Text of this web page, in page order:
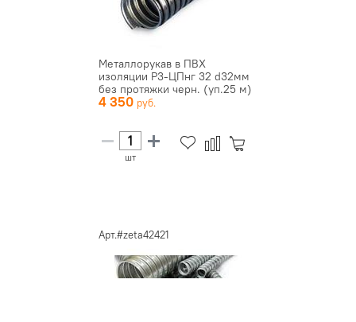
Металлорукав в ПВХ
изоляции Р3-ЦПнг 32 d32мм
без протяжки черн. (уп.25 м)
З...
4 350
шт
Арт.#zeta42421